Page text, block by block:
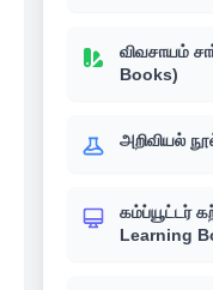
விவசாயம்
Books)
அறிவியல்
கம்ப்யூட்டர்
Learning